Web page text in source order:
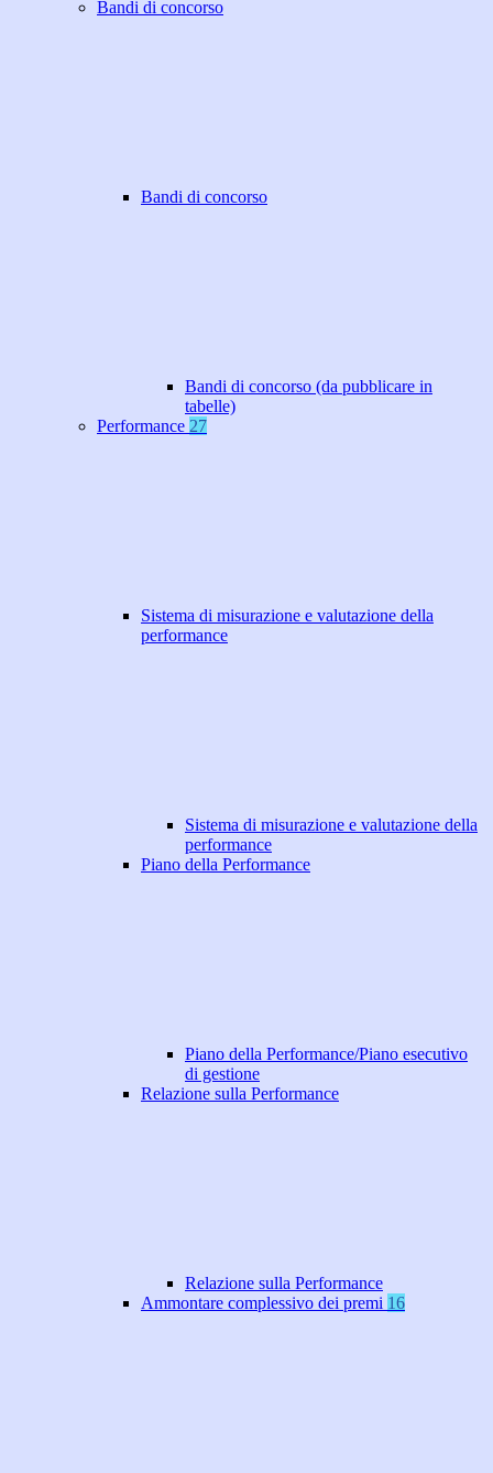
Bandi di concorso
Bandi di concorso
Bandi di concorso (da pubblicare in
tabelle)
Performance 27
Sistema di misurazione e valutazione della
performance
Sistema di misurazione e valutazione della
performance
Piano della Performance
Piano della Performance/Piano esecutivo
di gestione
Relazione sulla Performance
Relazione sulla Performance
Ammontare complessivo dei premi 16